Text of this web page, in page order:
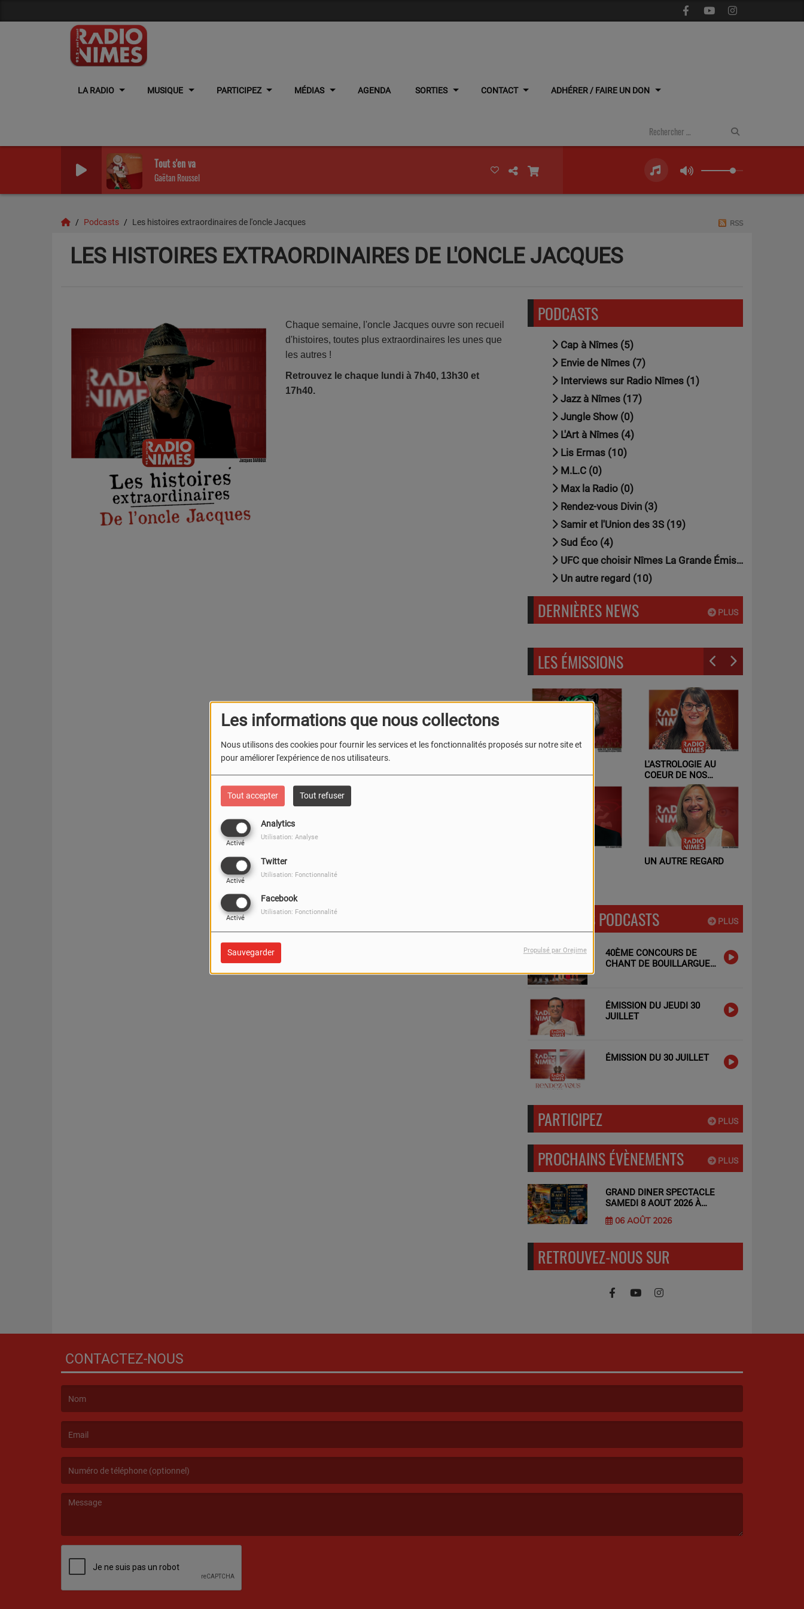
Les informations que nous collectons
Nous utilisons des cookies pour fournir les services et les fonctionnalités proposés sur notre site et
pour améliorer l'expérience de nos utilisateurs.
Tout accepter Tout refuser
Analytics
Activé
Utilisation: Analyse
Twitter
Activé
Utilisation: Fonctionnalité
Facebook
Activé
Utilisation: Fonctionnalité
Sauvegarder Propulsé par Orejime
LA RADIO MUSIQUE PARTICIPEZ MÉDIAS AGENDA SORTIES CONTACT ADHÉRER / FAIRE UN DON
Tout s'en va
Gaëtan Roussel
Podcasts Les histoires extraordinaires de l'oncle Jacques
LES HISTOIRES EXTRAORDINAIRES DE L'ONCLE JACQUES
RSS
Chaque semaine, l'oncle Jacques ouvre son recueil
d'histoires, toutes plus extraordinaires les unes que
les autres !
Retrouvez le chaque lundi à 7h40, 13h30 et
17h40.
PODCASTS
Cap à Nîmes (5)
Envie de Nîmes (7)
Interviews sur Radio Nîmes (1)
Jazz à Nîmes (17)
Jungle Show (0)
L'Art à Nîmes (4)
Lis Ermas (10)
M.L.C (0)
Max la Radio (0)
Rendez-vous Divin (3)
Samir et l'Union des 3S (19)
Sud Éco (4)
UFC que choisir Nîmes La Grande Émission (2)
Un autre regard (10)
PLUS
DERNIÈRES NEWS
LES ÉMISSIONS
COEUR DE NOS
RELATIONS - UN AUTRE
L'ART À NÎMES
SAMIR ET L'UNION DES
PLUS
DERNIERS PODCASTS
40ÈME CONCOURS DE
CHANT DE BOUILLARGUES
ÉMISSION DU JEUDI 30
JUILLET
ÉMISSION DU 30 JUILLET
PLUS
PARTICIPEZ
PLUS
PROCHAINS ÉVÈNEMENTS
GRAND DINER SPECTACLE
SAMEDI 8 AOUT 2026 À
BOISSERON
06 AOÛT 2026
RETROUVEZ-NOUS SUR
CONTACTEZ-NOUS